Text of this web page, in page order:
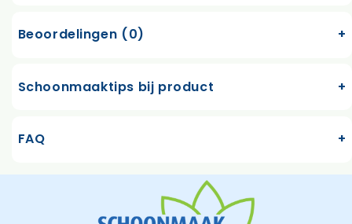
Beoordelingen (0)
Schoonmaaktips bij product
FAQ